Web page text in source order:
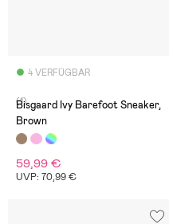
4 VERFÜGBAR
(1)
Bisgaard Ivy Barefoot Sneaker,
Brown
59,99 €
UVP: 70,99 €